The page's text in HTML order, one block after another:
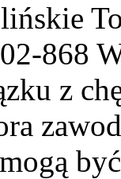
868
z